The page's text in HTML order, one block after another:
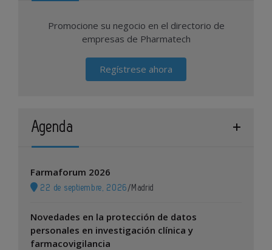
Promocione su negocio en el directorio de
empresas de Pharmatech
Regístrese ahora
Agenda
Farmaforum 2026
22 de septiembre, 2026 / Madrid
Novedades en la protección de datos
personales en investigación clínica y
farmacovigilancia